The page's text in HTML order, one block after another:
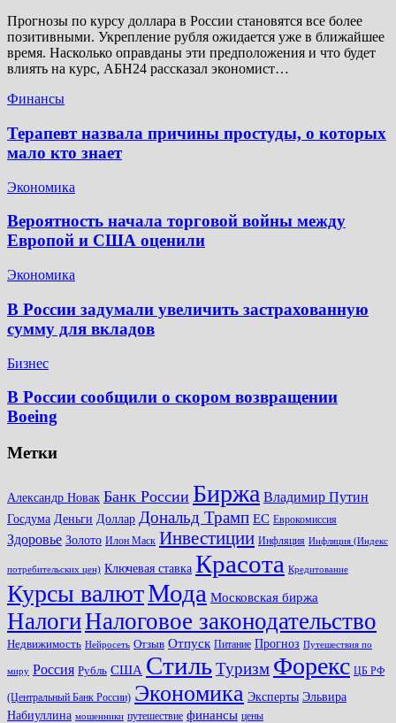
Прогнозы по курсу доллара в России становятся все более
позитивными. Укрепление рубля ожидается уже в ближайшее
время. Насколько оправданы эти предположения и что будет
влиять на курс, АБН24 рассказал экономист…
Финансы
Терапевт назвала причины простуды, о которых
мало кто знает
Экономика
Вероятность начала торговой войны между
Европой и США оценили
Экономика
В России задумали увеличить застрахованную
сумму для вкладов
Бизнес
В России сообщили о скором возвращении
Boeing
Метки
Александр Новак Банк России Биржа Владимир Путин
Госдума Деньги Доллар Дональд Трамп ЕС Еврокомиссия
Здоровье Золото Илон Маск Инвестиции Инфляция Инфляция (Индекс
потребительских цен) Ключевая ставка Красота Кредитование
Курсы валютМода Московская биржа
НалогиНалоговое законодательство
Недвижимость Нейросеть Отзыв Отпуск Питание Прогноз Путешествия по
миру Россия Рубль США СтильТуризм Форекс ЦБ РФ
(Центральный Банк России) Экономика Эксперты Эльвира
Набиуллина мошенники путешествие финансы цены